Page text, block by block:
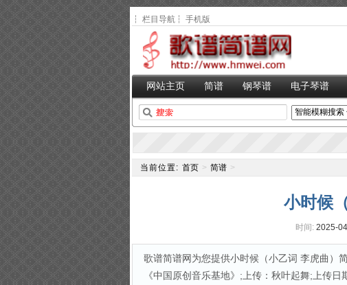
┆ 栏目导航 ┆ 手机版
网站主页 简谱 钢琴谱 电子琴谱
当前位置: 首页 > 简谱 >
小时候
时间: 2025-
歌谱简谱网为您提供小时候（小乙词 李虎曲）
《中国原创音乐基地》;上传：秋叶起舞;上传